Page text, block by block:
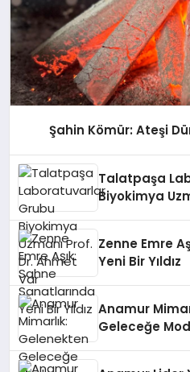
Şahin Kömür: Ateşi
Talatpaşa
Biyokimya
Zenne Emre
Yeni Bir Yıldız
Anamur
Geleceğe